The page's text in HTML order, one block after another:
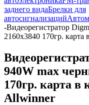
заднего видаБрелки для
автосигнализаций
-Видеорегистратор
2160x3840 170гр.
940W max
170гр. карта в
Allwinner